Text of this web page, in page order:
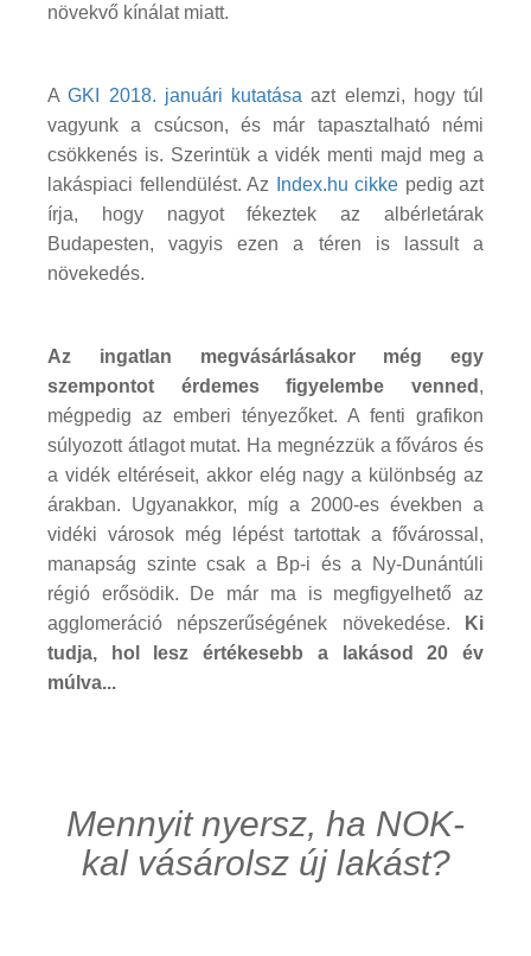
növekvő kínálat miatt.
AGKI 2018. januári kutatása azt elemzi, hogy túl
vagyunk a csúcson, és már tapasztalható némi
csökkenés is. Szerintük a vidék menti majd meg a
lakáspiaci fellendülést. Az
Index.hu cikke pedig azt
írja, hogy nagyot fékeztek az albérletárak
Budapesten, vagyis ezen a téren is lassult a
növekedés.
Az ingatlan megvásárlásakor még egy
szempontot érdemes figyelembe venned ,
mégpedig az emberi tényezőket. A fenti grafikon
súlyozott átlagot mutat. Ha megnézzük a főváros és
a vidék eltéréseit, akkor elég nagy a különbség az
árakban. Ugyanakkor, míg a 2000-es években a
vidéki városok még lépést tartottak a fővárossal,
manapság szinte csak a Bp-i és a Ny-Dunántúli
régió erősödik. De már ma is megfigyelhető az
agglomeráció népszerűségének növekedése.
Ki
tudja, hol lesz értékesebb a lakásod 20 év
múlva...
Mennyit nyersz, ha NOK-
kal vásárolsz új lakást?